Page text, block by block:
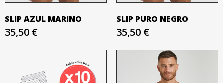
SLIP AZUL MARINO
35,50 €
SLIP PURO NEGRO
35,50 €